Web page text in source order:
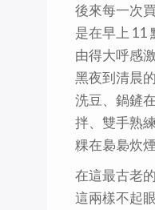
後來每一次
是在早上 11
由得大呼感
黑夜到清晨
洗豆、鍋鏟
拌、雙手熟
粿在裊裊炊
在這最古老
這兩樣不起